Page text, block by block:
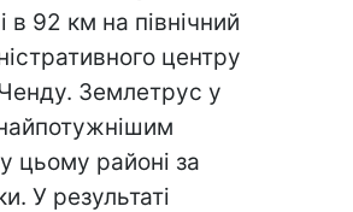
в 92 км на північний
центру
Землетрус у
цьому районі за
У результаті